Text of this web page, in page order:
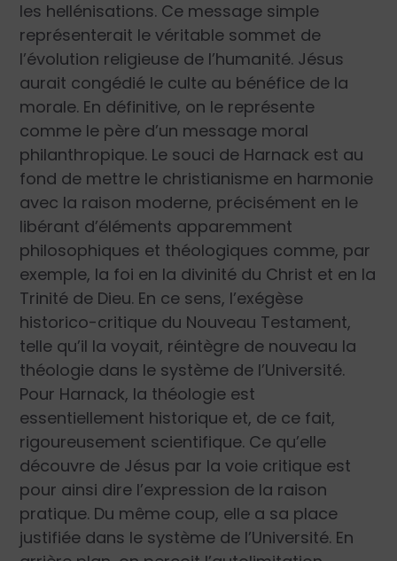
les hellénisations. Ce message simple
représenterait le véritable sommet de
l’évolution religieuse de l’humanité. Jésus
aurait congédié le culte au bénéfice de la
morale. En définitive, on le représente
comme le père d’un message moral
philanthropique. Le souci de Harnack est au
fond de mettre le christianisme en harmonie
avec la raison moderne, précisément en le
libérant d’éléments apparemment
philosophiques et théologiques comme, par
exemple, la foi en la divinité du Christ et en la
Trinité de Dieu. En ce sens, l’exégèse
historico-critique du Nouveau Testament,
telle qu’il la voyait, réintègre de nouveau la
théologie dans le système de l’Université.
Pour Harnack, la théologie est
essentiellement historique et, de ce fait,
rigoureusement scientifique. Ce qu’elle
découvre de Jésus par la voie critique est
pour ainsi dire l’expression de la raison
pratique. Du même coup, elle a sa place
justifiée dans le système de l’Université. En